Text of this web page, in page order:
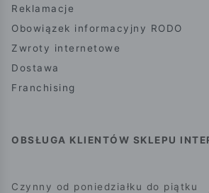
Reklamacje
Obowiązek informacyjny RODO
Zwroty internetowe
Dostawa
Franchising
OBSŁUGA KLIENTÓW SKLEPU
Czynny od poniedziałku do piątku